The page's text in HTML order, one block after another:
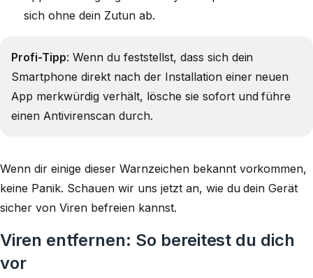
sich ohne dein Zutun ab.
Profi-Tipp: Wenn du feststellst, dass sich dein
Smartphone direkt nach der Installation einer neuen
App merkwürdig verhält, lösche sie sofort und führe
einen Antivirenscan durch.
Wenn dir einige dieser Warnzeichen bekannt vorkommen,
keine Panik. Schauen wir uns jetzt an, wie du dein Gerät
sicher von Viren befreien kannst.
Viren entfernen: So bereitest du dich
vor